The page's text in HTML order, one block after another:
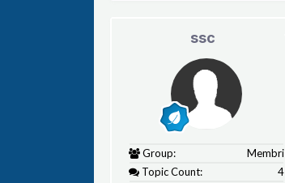
ssc
Group:
Membri
Topic Count:
4